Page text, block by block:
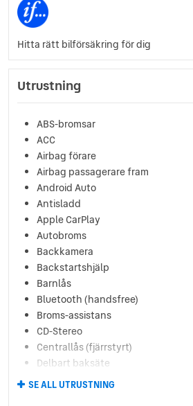
Hitta rätt bilförsäkring för dig
Utrustning
ABS-bromsar
ACC
Airbag förare
Airbag passagerare fram
Android Auto
Antisladd
Apple CarPlay
Autobroms
Backkamera
Backstartshjälp
Barnlås
Bluetooth (handsfree)
Broms-assistans
CD-Stereo
Centrallås (fjärrstyrt)
Delbart baksäte
Elhissar (fram och bak)
SE ALL UTRUSTNING